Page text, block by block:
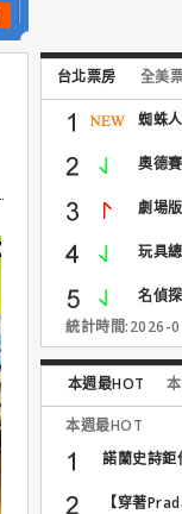
台北票房 全美
蜘蛛
奧德賽
劇場
玩具
名偵
統計時間:2026-
本週最HOT
本週最HOT
諾蘭史詩鉅
【穿著